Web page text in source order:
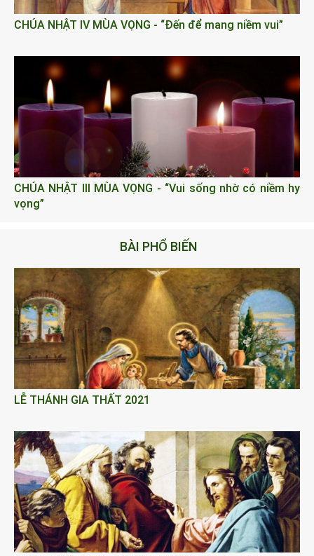
CHÚA NHẬT IV MÙA VỌNG - “Đến để mang niềm vui”
CHÚA NHẬT III MÙA VỌNG - “Vui sống nhờ có niềm hy
vọng”
BÀI PHỔ BIẾN
LỄ THÁNH GIA THẤT 2021